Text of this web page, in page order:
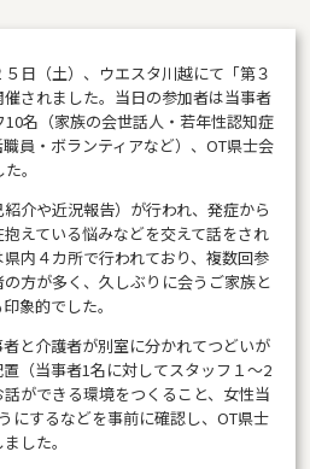
日（土）、ウエスタ川越にて「第３
されました。当日の参加者は当事者
名（家族の会世話人・若年性認知症
員・ボランティアなど）、OT県士会
。
介や近況報告）が行われ、発症から
えている悩みなどを交えて話をされ
内４カ所で行われており、複数回参
方が多く、久しぶりに会うご家族と
象的でした。
と介護者が別室に分かれてつどいが
（当事者1名に対してスタッフ１～2
ができる環境をつくること、女性当
にするなどを事前に確認し、OT県士
した。